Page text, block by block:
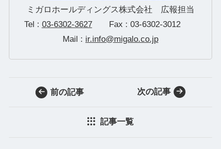
ミガロホールディングス株式会社 広報担当
Tel : 03-6302-3627Fax : 03-6302-3012
Mail : ir.info@migalo.co.jp
前の記事
記事一覧
次の記事